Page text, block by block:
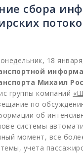
сбора
18
Михаил
группы компаний
по
об
системы
момент, все
учета